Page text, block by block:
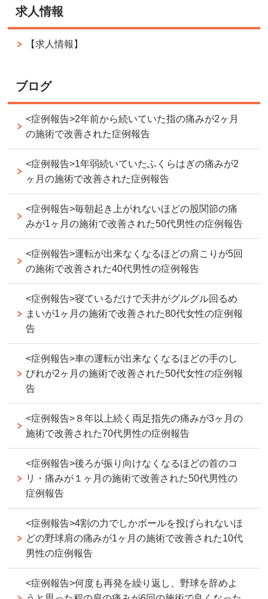
求人情報
【求人情報】
ブログ
<症例報告>2年前から続いていた指の痛みが2ヶ月
の施術で改善された症例報告
<症例報告>1年弱続いていたふくらはぎの痛みが2
ヶ月の施術で改善された症例報告
<症例報告>毎朝起き上がれないほどの股関節の痛
みが1ヶ月の施術で改善された50代男性の症例報告
<症例報告>運転が出来なくなるほどの肩こりが5回
の施術で改善された40代男性の症例報告
<症例報告>寝ているだけで天井がグルグル回るめ
まいが1ヶ月の施術で改善された80代女性の症例報
告
<症例報告>車の運転が出来なくなるほどの手のし
びれが2ヶ月の施術で改善された50代女性の症例報
告
<症例報告>８年以上続く両足指先の痛みが3ヶ月の
施術で改善された70代男性の症例報告
<症例報告>後ろが振り向けなくなるほどの首のコ
リ・痛みが１ヶ月の施術で改善された50代男性の
症例報告
<症例報告>4割の力でしかボールを投げられないほ
どの野球肩の痛みが1ヶ月の施術で改善された10代
男性の症例報告
<症例報告>何度も再発を繰り返し、野球を辞めよ